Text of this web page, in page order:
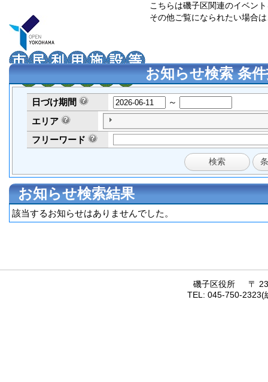
こちらは磯子区関連のイベン
その他ご覧になられたい場合
お知らせ検索 条
日づけ期間
～
エリア
フリーワード
お知らせ検索結果
該当するお知らせはありませんでした。
磯子区役所 〒
TEL: 045-750-